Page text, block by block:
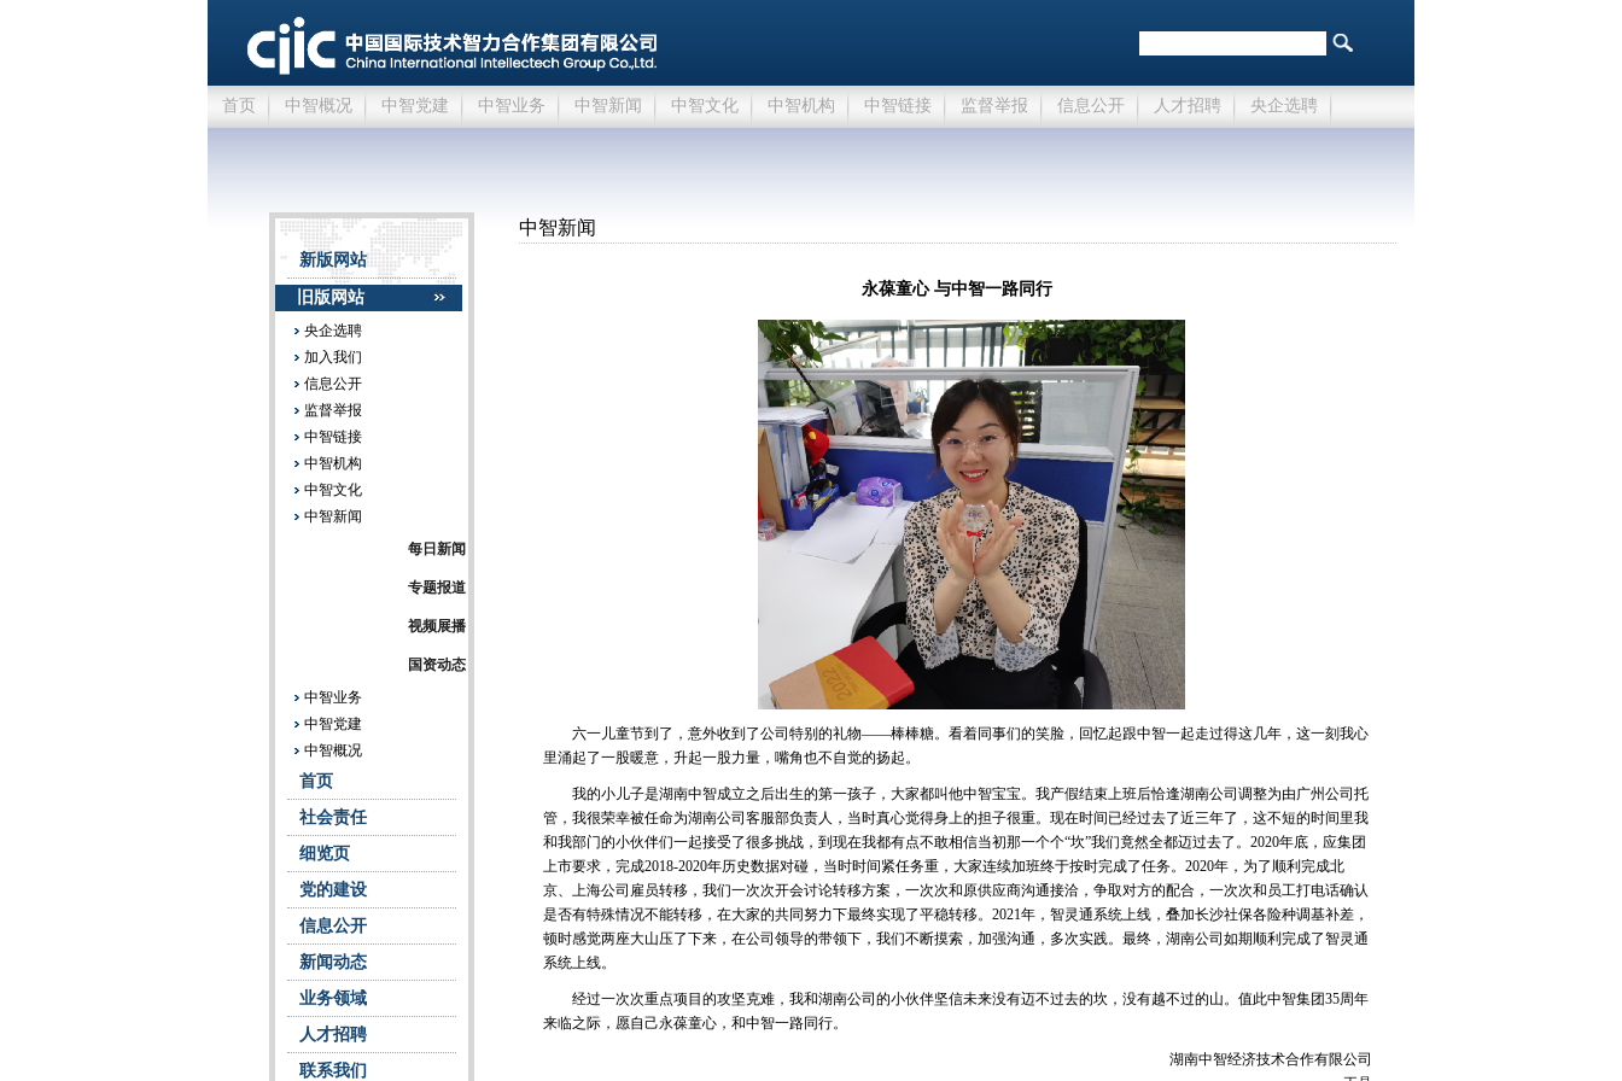
首页 中智概况 中智党建 中智业务 中智新闻 中智文化 中智机构 中智链接 监督举报 信息公开 人才招聘 央企选聘
新版网站
旧版网站
央企选聘
加入我们
信息公开
监督举报
中智链接
中智机构
中智文化
中智新闻
每日新闻
专题报道
视频展播
国资动态
中智业务
中智党建
中智概况
首页
社会责任
细览页
党的建设
信息公开
新闻动态
业务领域
人才招聘
联系我们
中智新闻
永葆童心 与中智一路同行
六一儿童节到了，意外收到了公司特别的礼物——棒棒糖。看着同事们的笑脸，回忆起跟中智一起走过得这几年，这一刻我心
里涌起了一股暖意，升起一股力量，嘴角也不自觉的扬起。
我的小儿子是湖南中智成立之后出生的第一孩子，大家都叫他中智宝宝。我产假结束上班后恰逢湖南公司调整为由广州公司托
管，我很荣幸被任命为湖南公司客服部负责人，当时真心觉得身上的担子很重。现在时间已经过去了近三年了，这不短的时间里我
和我部门的小伙伴们一起接受了很多挑战，到现在我都有点不敢相信当初那一个个“坎”我们竟然全都迈过去了。2020年底，应集团
上市要求，完成2018-2020年历史数据对碰，当时时间紧任务重，大家连续加班终于按时完成了任务。2020年，为了顺利完成北
京、上海公司雇员转移，我们一次次开会讨论转移方案，一次次和原供应商沟通接洽，争取对方的配合，一次次和员工打电话确认
是否有特殊情况不能转移，在大家的共同努力下最终实现了平稳转移。2021年，智灵通系统上线，叠加长沙社保各险种调基补差，
顿时感觉两座大山压了下来，在公司领导的带领下，我们不断摸索，加强沟通，多次实践。最终，湖南公司如期顺利完成了智灵通
系统上线。
经过一次次重点项目的攻坚克难，我和湖南公司的小伙伴坚信未来没有迈不过去的坎，没有越不过的山。值此中智集团35周年
来临之际，愿自己永葆童心，和中智一路同行。
湖南中智经济技术合作有限公司